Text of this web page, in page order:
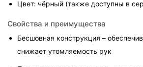
Цвет: чёрный (также доступны в
Свойства и преимущества
Бесшовная конструкция –
снижает утомляемость рук